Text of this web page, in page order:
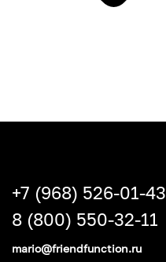
+7 (968) 526-01-43
8 (800) 550-32-11
mario@friendfunction.ru